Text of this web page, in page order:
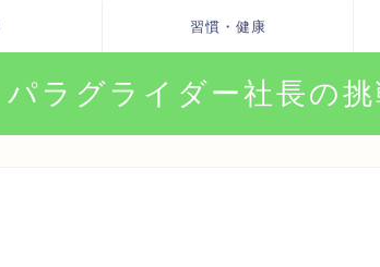
習慣・健康
パラグライダー社長の挑